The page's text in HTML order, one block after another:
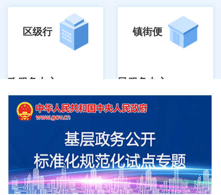
区级行
政服务中心
镇街便
民服务中心